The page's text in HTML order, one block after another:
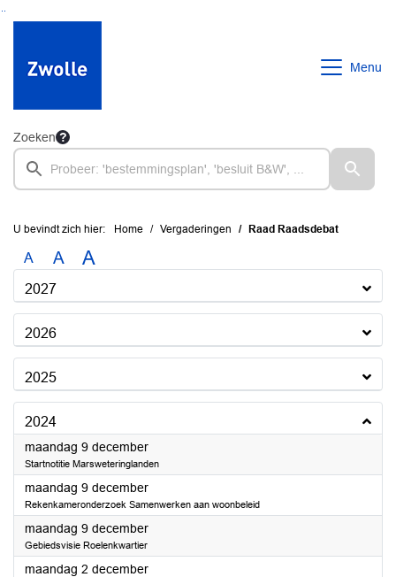
Ga naar de inhoud van deze pagina
Ga naar het zoeken
Ga naar het menu
Menu
Zoeken
U bevindt zich hier: Home Vergaderingen Raad Raadsdebat
A A A
2027
2026
2025
2024
maandag 9 december2024
Startnotitie Marsweteringlanden
maandag 9 december2024
Rekenkameronderzoek Samenwerken aan woonbeleid
maandag 9 december2024
Gebiedsvisie Roelenkwartier
maandag 2 december2024